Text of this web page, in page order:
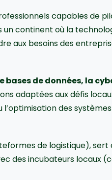
capables de
continent où la
aux besoins des
de données, la
adaptées aux défis
des
de logistique), sert
des incubateurs locaux